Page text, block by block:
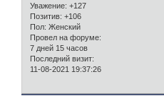
Уважение: +127
Позитив: +106
Пол: Женский
Провел на форуме:
7 дней 15 часов
Последний визит:
11-08-2021 19:37:26